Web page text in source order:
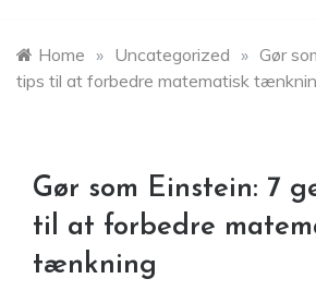
Home » Uncategorized » Gør
tips til at forbedre matematisk
Gør som Einstein: 7
til at forbedre
tænkning